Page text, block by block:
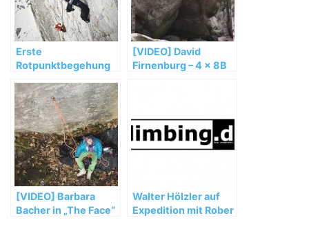
Erste
Rotpunktbegehung
stirbst du auch“ (8a
MSL) durch Ines
Papert und Lisi
Steurer
[VIDEO] David
Firnenburg – 4 x 8B
[VIDEO] Barbara
Bacher in „The Face“
Walter Hölzler auf
Expedition mit Rober